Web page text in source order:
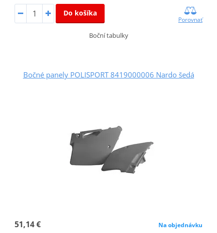
Do košíka
Porovnať
Boční tabulky
Bočné panely POLISPORT 8419000006 Nardo šedá
51,14 € Na objednávku